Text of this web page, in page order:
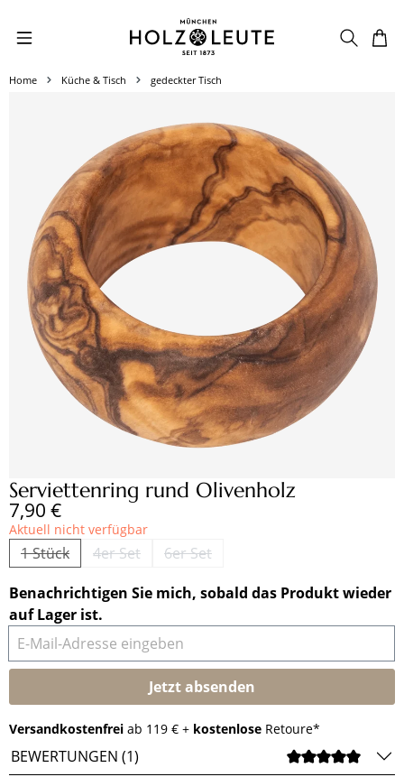
Zum Hauptinhalt springen
Home Küche & Tisch gedeckter Tisch
Serviettenring rund Olivenholz
Regulärer Preis:
7,90 €
Aktuell nicht verfügbar
1 Stück(Diese Option ist zurzeit nicht verfügbar.)
4er Set(Diese Option ist zurzeit nicht verfügbar.)
6er Set(Diese Option ist zurzeit nicht
Benachrichtigen Sie mich, sobald das Produkt wieder
auf Lager ist.
E-Mail-Adresse eingeben
Jetzt absenden
Versandkostenfrei ab 119 € + kostenlose Retoure*
BEWERTUNGEN (1)